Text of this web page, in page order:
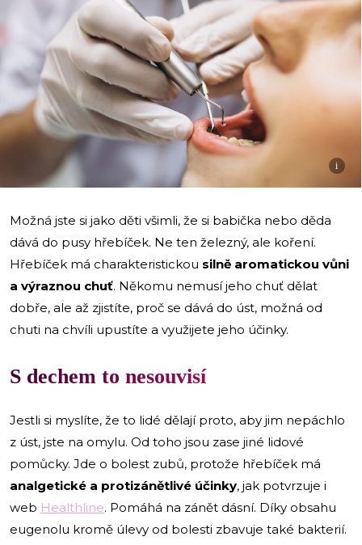
i
Možná jste si jako děti všimli, že si babička nebo děda
dává do pusy hřebíček. Ne ten železný, ale koření.
Hřebíček má charakteristickou silně aromatickou vůni
a výraznou chuť. Někomu nemusí jeho chuť dělat
dobře, ale až zjistíte, proč se dává do úst, možná od
chuti na chvíli upustíte a využijete jeho účinky.
S dechem to nesouvisí
Jestli si myslíte, že to lidé dělají proto, aby jim nepáchlo
z úst, jste na omylu. Od toho jsou zase jiné lidové
pomůcky. Jde o bolest zubů, protože hřebíček má
analgetické a protizánětlivé účinky, jak potvrzuje i
web Healthline. Pomáhá na zánět dásní. Díky obsahu
eugenolu kromě úlevy od bolesti zbavuje také bakterií.